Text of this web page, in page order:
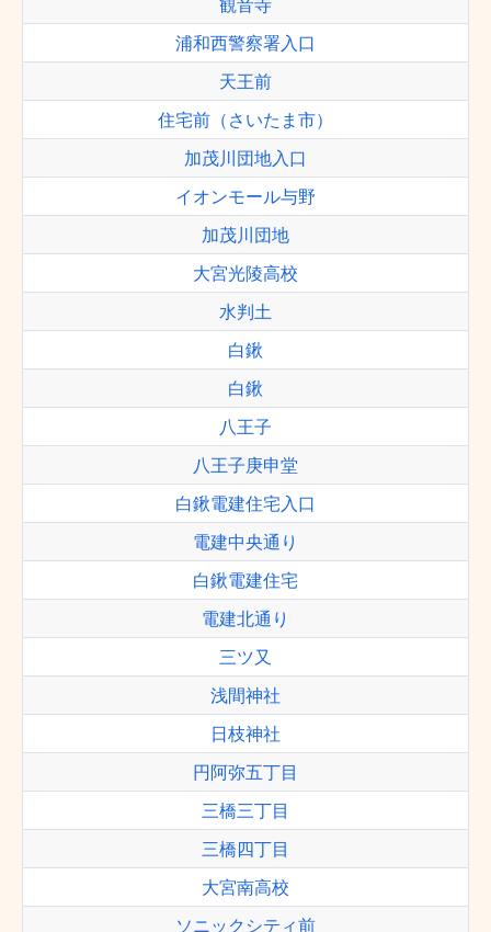
観音寺
浦和西警察署入口
天王前
住宅前（さいたま市）
加茂川団地入口
イオンモール与野
加茂川団地
大宮光陵高校
水判土
白鍬
白鍬
八王子
八王子庚申堂
白鍬電建住宅入口
電建中央通り
白鍬電建住宅
電建北通り
三ツ又
浅間神社
日枝神社
円阿弥五丁目
三橋三丁目
三橋四丁目
大宮南高校
ソニックシティ前